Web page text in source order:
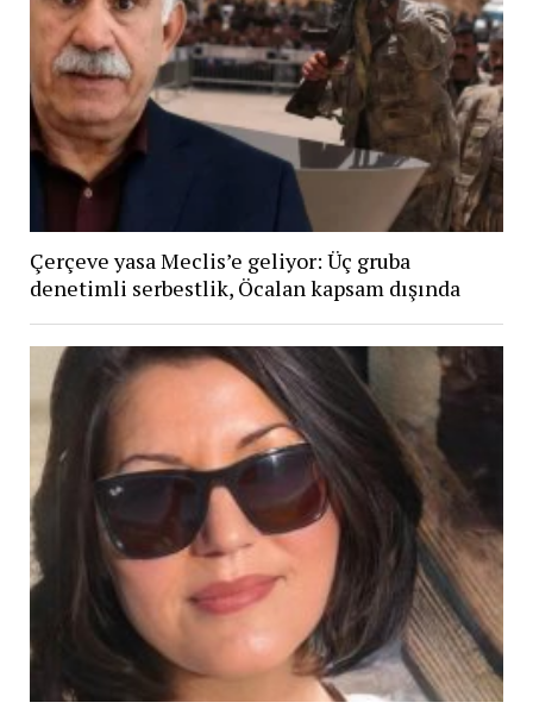
Çerçeve yasa Meclis’e geliyor: Üç gruba
denetimli serbestlik, Öcalan kapsam dışında